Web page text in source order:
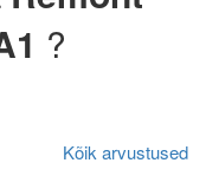
?
Kõik arvustused